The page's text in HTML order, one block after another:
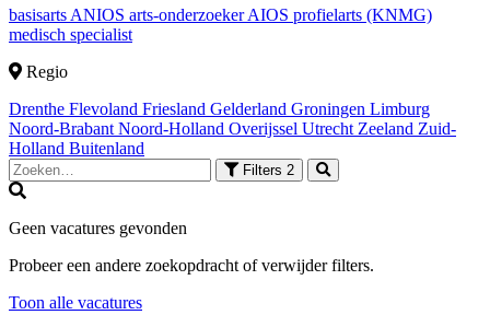
basisarts ANIOS arts-onderzoekerAIOS profielarts (KNMG)
medisch specialist
Regio
Drenthe Flevoland Friesland Gelderland Groningen Limburg
Noord-Brabant Noord-Holland Overijssel Utrecht Zeeland Zuid-
Holland Buitenland
Filters 2
Geen vacatures gevonden
Probeer een andere zoekopdracht of verwijder filters.
Toon alle vacatures